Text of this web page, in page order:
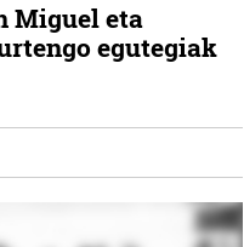
Miguel eta
egutegiak